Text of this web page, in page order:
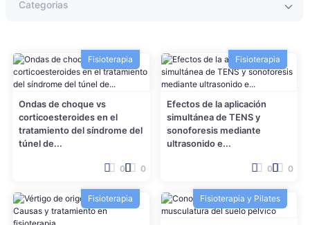
Fisioterapia
Ondas de choque vs
corticoesteroides en el
tratamiento del síndrome del
túnel de...
0 0
Fisioterapia
Efectos de la aplicación
simultánea de TENS y
sonoforesis mediante
ultrasonido e...
0 0
Fisioterapia Fisioterapia y Pilates